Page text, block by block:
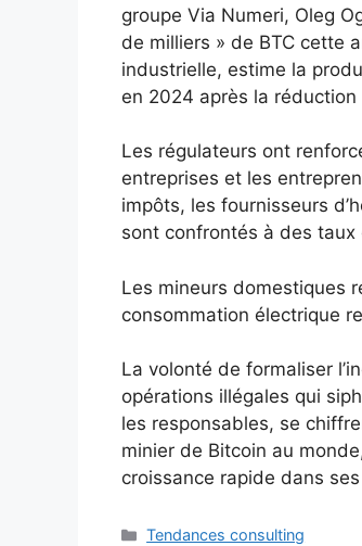
groupe Via Numeri, Oleg
de milliers » de BTC cette
industrielle, estime la
en 2024 après la
Les régulateurs ont
entreprises et les
impôts, les fournisseurs
sont confrontés à des taux
Les mineurs domestiques
consommation électrique
La volonté de formaliser
opérations illégales qui
les responsables, se
minier de Bitcoin au
croissance rapide dans
Catégories
Tendances consulting